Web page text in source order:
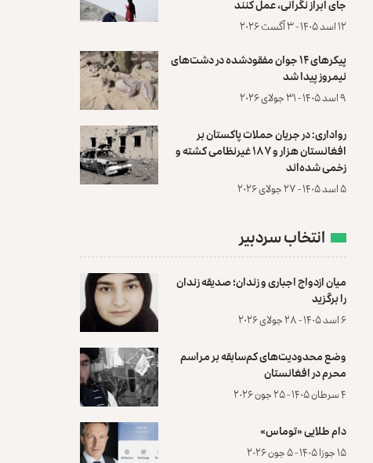
جای ابراز نگرانی، عمل کنند
۱۲ اسد ۱۴۰۵ - ۳ آگست ۲۰۲۶
پیکرهای ۱۴ جوان مفقودشده در دشت‌های
نیمروز پیدا شد
۹ اسد ۱۴۰۵ - ۳۱ جولای ۲۰۲۶
رواداری: در جریان حملات پاکستان بر
افغانستان هزار و ۱۸۷ غیرنظامی کشته و
زخمی شده‌اند
۵ اسد ۱۴۰۵ - ۲۷ جولای ۲۰۲۶
انتخاب سردبیر
میان ازدواج اجباری و زندان؛ صدیقه زندان
را برگزید
۶ اسد ۱۴۰۵ - ۲۸ جولای ۲۰۲۶
وضع محدودیت‌های کم‌سابقه بر مراسم
محرم در افغانستان
۴ سرطان ۱۴۰۵ - ۲۵ جون ۲۰۲۶
دام طلایی «توماس»
۱۵ جوزا ۱۴۰۵ - ۵ جون ۲۰۲۶